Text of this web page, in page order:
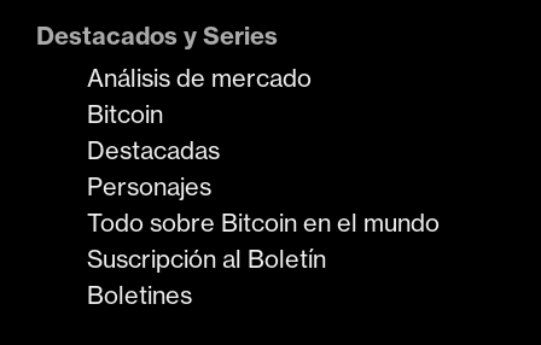
Destacados y Series
Análisis de mercado
Bitcoin
Destacadas
Personajes
Todo sobre Bitcoin en el mundo
Suscripción al Boletín
Boletines